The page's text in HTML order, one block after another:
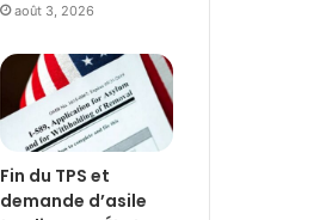
août 3, 2026
Fin du TPS et
demande d’asile